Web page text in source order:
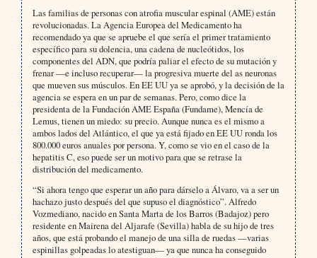
Las familias de personas con atrofia muscular espinal (AME) están
revolucionadas. La Agencia Europea del Medicamento ha
recomendado ya que se apruebe el que sería el primer tratamiento
específico para su dolencia, una cadena de nucleótidos, los
componentes del ADN, que podría paliar el efecto de su mutación y
frenar —e incluso recuperar— la progresiva muerte del as neuronas
que mueven sus músculos. En EE UU ya se aprobó, y la decisión de la
agencia se espera en un par de semanas. Pero, como dice la
presidenta de la Fundación AME España (Fundame), Mencía de
Lemus, tienen un miedo: su precio. Aunque nunca es el mismo a
ambos lados del Atlántico, el que ya está fijado en EE UU ronda los
800.000 euros anuales por persona. Y, como se vio en el caso de la
hepatitis C, eso puede ser un motivo para que se retrase la
distribución del medicamento.
“Si ahora tengo que esperar un año para dárselo a Álvaro, va a ser un
hachazo justo después del que supuso el diagnóstico”. Alfredo
Vozmediano, nacido en Santa Marta de los Barros (Badajoz) pero
residente en Mairena del Aljarafe (Sevilla) habla de su hijo de tres
años, que está probando el manejo de una silla de ruedas —varias
espinillas golpeadas lo atestiguan— ya que nunca ha conseguido